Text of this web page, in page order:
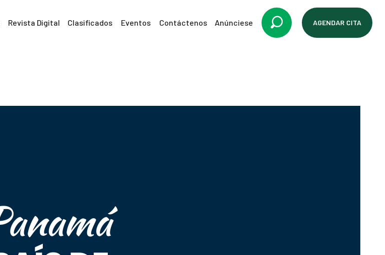
Revista Digital Clasificados Eventos Contáctenos Anúnciese AGENDAR CITA